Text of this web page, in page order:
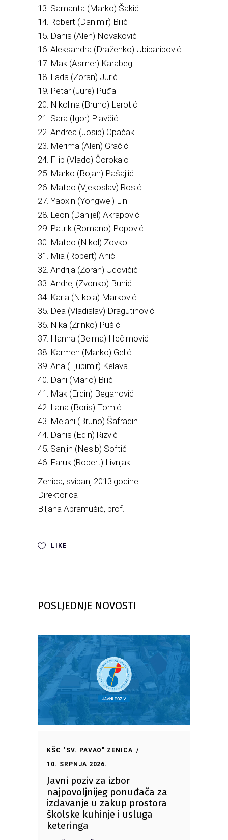
13. Samanta (Marko) Šakić
14. Robert (Danimir) Bilić
15. Danis (Alen) Novaković
16. Aleksandra (Draženko) Ubiparipović
17. Mak (Asmer) Karabeg
18. Lada (Zoran) Jurić
19. Petar (Jure) Puđa
20. Nikolina (Bruno) Lerotić
21. Sara (Igor) Plavčić
22. Andrea (Josip) Opačak
23. Merima (Alen) Gračić
24. Filip (Vlado) Čorokalo
25. Marko (Bojan) Pašajlić
26. Mateo (Vjekoslav) Rosić
27. Yaoxin (Yongwei) Lin
28. Leon (Danijel) Akrapović
29. Patrik (Romano) Popović
30. Mateo (Nikol) Zovko
31. Mia (Robert) Anić
32. Andrija (Zoran) Udovičić
33. Andrej (Zvonko) Buhić
34. Karla (Nikola) Marković
35. Dea (Vladislav) Dragutinović
36. Nika (Zrinko) Pušić
37. Hanna (Belma) Hečimović
38. Karmen (Marko) Gelić
39. Ana (Ljubimir) Kelava
40. Dani (Mario) Bilić
41. Mak (Erdin) Beganović
42. Lana (Boris) Tomić
43. Melani (Bruno) Šafradin
44. Danis (Edin) Rizvić
45. Sanjin (Nesib) Softić
46. Faruk (Robert) Livnjak
Zenica, svibanj 2013.godine
Direktorica
Biljana Abramušić, prof.
LIKE
POSLJEDNJE NOVOSTI
KŠC "SV. PAVAO" ZENICA
10. SRPNJA 2026.
Javni poziv za izbor
najpovoljnijeg ponuđača za
izdavanje u zakup prostora
školske kuhinje i usluga
keteringa